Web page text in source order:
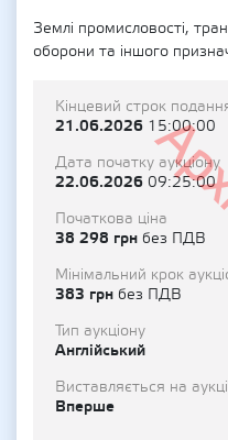
Землі промисловості,
оборони та іншого
Кінцевий строк
21.06.2026 15:00:00
Дата початку аукціону
22.06.2026 09:25:00
Початкова ціна
38 298 грн без ПДВ
Мінімальний крок
383 грн без ПДВ
Тип аукціону
Англійський
Виставляється на
Вперше